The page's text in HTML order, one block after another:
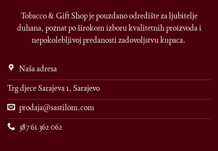
Tobacco & Gift Shop je pouzdano odredište za ljubitelje
duhana, poznat po širokom izboru kvalitetnih proizvoda i
nepokolebljivoj predanosti zadovoljstvu kupaca.
Naša adresa
Trg djece Sarajeva 1, Sarajevo
prodaja@sastilom.com
387 61 362 062